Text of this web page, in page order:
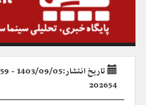
تاریخ انتشار:1403/09/05 - 21:59
202654